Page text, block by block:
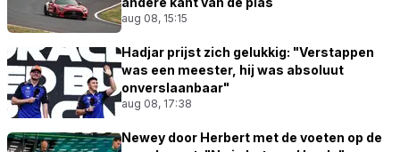
aug 08, 15:15
Hadjar prijst zich gelukkig: "Verstappen
was een meester, hij was absoluut
onverslaanbaar"
aug 08, 17:38
Newey door Herbert met de voeten op de